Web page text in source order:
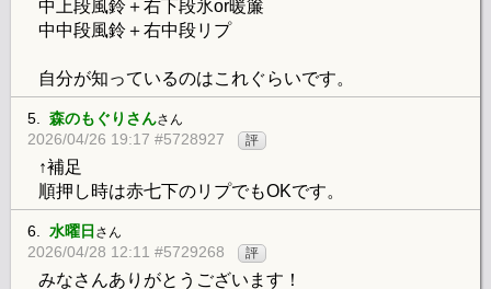
中上段風鈴＋右下段氷or暖簾
中中段風鈴＋右中段リプ
自分が知っているのはこれぐらいです。
5. 森のもぐりさんさん
2026/04/26 19:17 #5728927 評
↑補足
順押し時は赤七下のリプでもOKです。
6. 水曜日 さん
2026/04/28 12:11 #5729268 評
みなさんありがとうございます！